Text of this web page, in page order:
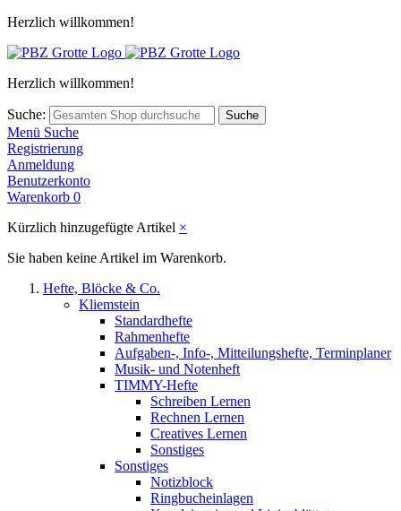
Herzlich willkommen!
Herzlich willkommen!
Suche: Suche
Menü Suche
Registrierung
Anmeldung
Benutzerkonto
Warenkorb 0
Kürzlich hinzugefügte Artikel ×
Sie haben keine Artikel im Warenkorb.
Hefte, Blöcke & Co.
Kliemstein
Standardhefte
Rahmenhefte
Aufgaben-, Info-, Mitteilungshefte, Terminplaner
Musik- und Notenheft
TIMMY-Hefte
Schreiben Lernen
Rechnen Lernen
Creatives Lernen
Sonstiges
Sonstiges
Notizblock
Ringbucheinlagen